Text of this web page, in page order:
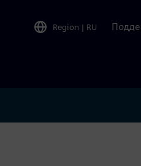
Region | RU